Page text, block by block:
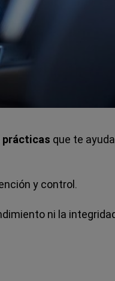
prácticas que te
y control.
ni la